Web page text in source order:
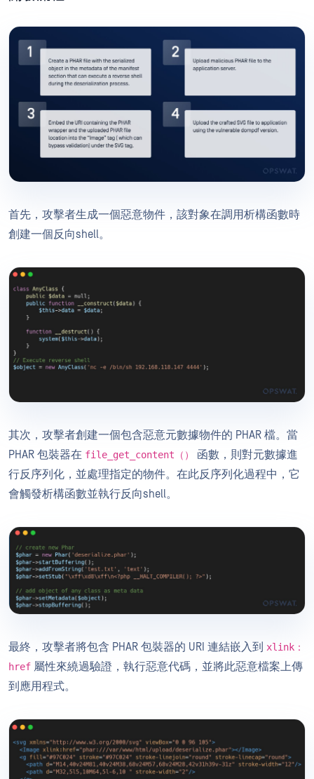
首先，攻擊者生成一個惡意物件，該對象在調用析構函數時
創建一個反向shell。
其次，攻擊者創建一個包含惡意元數據物件的 PHAR 檔。當
PHAR 包裝器在 file_get_content（）
函數，則對元數據進
行反序列化，並處理指定的物件。在此反序列化過程中，它
會觸發析構函數並執行反向shell。
最終，攻擊者將包含 PHAR 包裝器的 URI 連結嵌入到 xlink：
href 屬性來繞過驗證，執行惡意代碼，並將此惡意檔案上傳
到應用程式。